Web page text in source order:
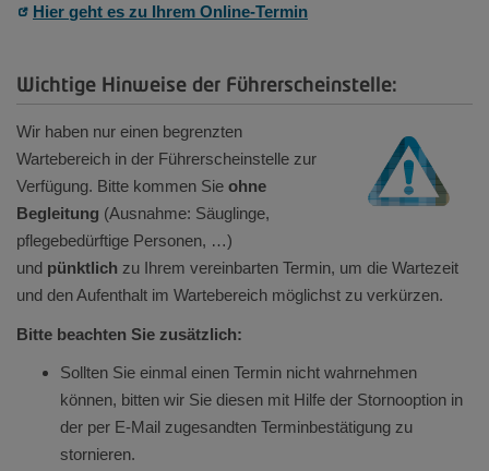
Hier geht es zu Ihrem Online-Termin
Wichtige Hinweise der Führerscheinstelle:
Wir haben nur einen begrenzten
Wartebereich in der Führerscheinstelle zur
Verfügung. Bitte kommen Sie ohne
Begleitung (Ausnahme: Säuglinge,
pflegebedürftige Personen, …)
und pünktlich zu Ihrem vereinbarten Termin, um die Wartezeit
und den Aufenthalt im Wartebereich möglichst zu verkürzen.
Bitte beachten Sie zusätzlich:
Sollten Sie einmal einen Termin nicht wahrnehmen
können, bitten wir Sie diesen mit Hilfe der Stornooption in
der per E-Mail zugesandten Terminbestätigung zu
stornieren.